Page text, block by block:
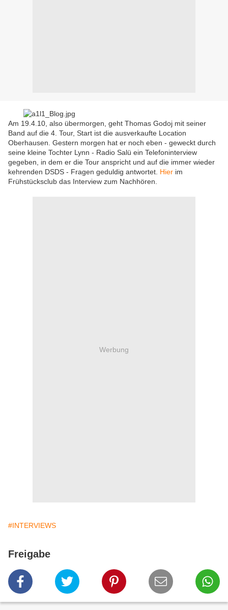
Am 19.4.10, also übermorgen, geht Thomas Godoj mit seiner
Band auf die 4. Tour, Start ist die ausverkaufte Location
Oberhausen. Gestern morgen hat er noch eben - geweckt durch
seine kleine Tochter Lynn - Radio Salü ein Telefoninterview
gegeben, in dem er die Tour anspricht und auf die immer wieder
kehrenden DSDS - Fragen geduldig antwortet. Hier im
Frühstücksclub das Interview zum Nachhören.
Werbung
#INTERVIEWS
Freigabe